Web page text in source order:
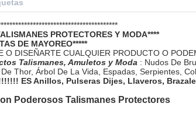
PROTECTORES Y MODA****
DE MAYOREO*****
O DISEÑARTE CUALQUIER PRODUCTO O
Talismanes, Amuletos y Moda : Nudos De
Thor, Árbol De La Vida, Espadas, Serpientes,
ESAnillos, Pulseras Dijes, Llaveros,
Poderosos Talismanes Protectores